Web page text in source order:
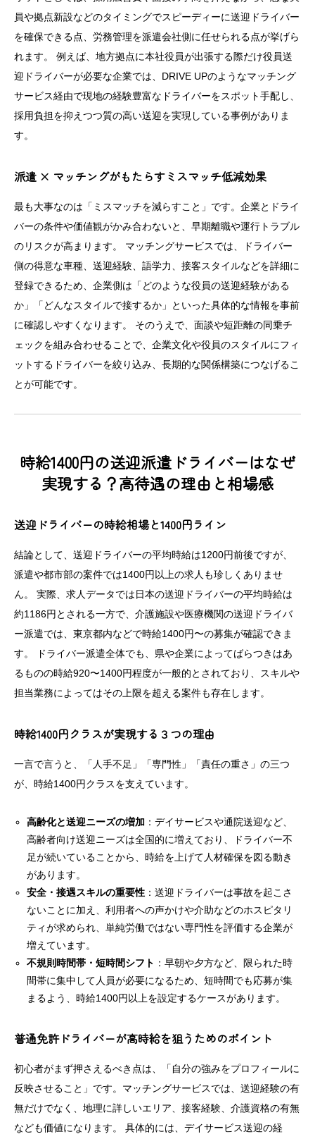
員や拠点新設などのタイミングでスピーディーに送迎ドライバー
を確保できる点、労務管理を派遣会社側に任せられる点が挙げら
れます。 例えば、地方拠点に本社役員が出張する際だけ役員送
迎ドライバーが必要な企業では、DRIVE UPのようなマッチング
サービス経由で現地の経験豊富なドライバーをスポット手配し、
採用負担を抑えつつ質の高い送迎を実現している事例がありま
す。
派遣 × マッチングがもたらすミスマッチ低減効果
最も大事なのは「ミスマッチを減らすこと」です。企業とドライ
バーの条件や価値観がかみ合わないと、早期離職や運行トラブル
のリスクが高まります。 マッチングサービスでは、ドライバー
側の得意な車種、送迎経験、語学力、接客スタイルなどを詳細に
登録できるため、企業側は「どのような役員の送迎経験がある
か」「どんなスタイルで接するか」といった具体的な情報を事前
に確認しやすくなります。 そのうえで、面談や短距離の同乗チ
ェックを組み合わせることで、企業文化や役員のスタイルにフィ
ットするドライバーを絞り込み、長期的な関係構築につなげるこ
とが可能です。
時給1400円の送迎派遣ドライバーはなぜ
実現する？高待遇の理由と相場感
送迎ドライバーの時給相場と1400円ライン
結論として、送迎ドライバーの平均時給は1200円前後ですが、
派遣や都市部の案件では1400円以上の求人も珍しくありませ
ん。 実際、求人データでは日本の送迎ドライバーの平均時給は
約1186円とされる一方で、介護施設や医療機関の送迎ドライバ
ー派遣では、東京都内などで時給1400円〜の募集が確認できま
す。 ドライバー派遣全体でも、県や企業によってばらつきはあ
るものの時給920〜1400円程度が一般的とされており、スキルや
担当業務によってはその上限を超える案件も存在します。
時給1400円クラスが実現する３つの理由
一言で言うと、「人手不足」「専門性」「責任の重さ」の三つ
が、時給1400円クラスを支えています。
高齢化と送迎ニーズの増加 ：デイサービスや通院送迎など、
高齢者向け送迎ニーズは全国的に増えており、ドライバー不
足が続いていることから、時給を上げて人材確保を図る動き
があります。
安全・接遇スキルの重要性 ：送迎ドライバーは事故を起こさ
ないことに加え、利用者への声かけや介助などのホスピタリ
ティが求められ、単純労働ではない専門性を評価する企業が
増えています。
不規則時間帯・短時間シフト ：早朝や夕方など、限られた時
間帯に集中して人員が必要になるため、短時間でも応募が集
まるよう、時給1400円以上を設定するケースがあります。
普通免許ドライバーが高時給を狙うためのポイント
初心者がまず押さえるべき点は、「自分の強みをプロフィールに
反映させること」です。マッチングサービスでは、送迎経験の有
無だけでなく、地理に詳しいエリア、接客経験、介護資格の有無
なども価値になります。 具体的には、デイサービス送迎の経